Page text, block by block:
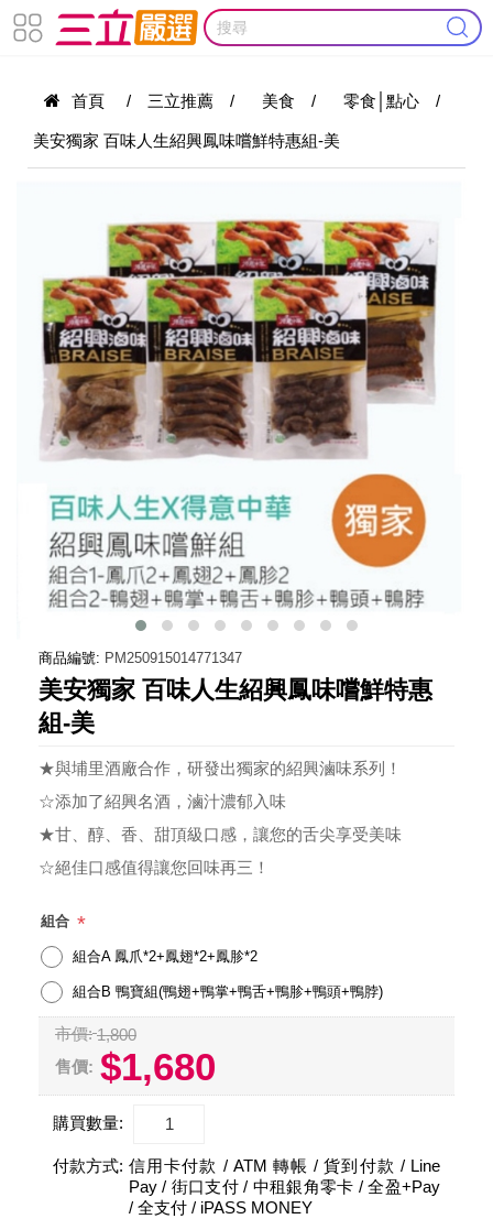
首頁 / 三立推薦 / 美食 / 零食│點心 /
美安獨家 百味人生紹興鳳味嚐鮮特惠組-美
商品編號: PM250915014771347
美安獨家 百味人生紹興鳳味嚐鮮特惠
組-美
★與埔里酒廠合作，研發出獨家的紹興滷味系列！
☆添加了紹興名酒，滷汁濃郁入味
★甘、醇、香、甜頂級口感，讓您的舌尖享受美味
☆絕佳口感值得讓您回味再三！
組合 *
組合A 鳳爪*2+鳳翅*2+鳳胗*2
組合B 鴨寶組(鴨翅+鴨掌+鴨舌+鴨胗+鴨頭+鴨脖)
市價: 1,800
售價: $1,680
購買數量:
付款方式: 信用卡付款 / ATM 轉帳 / 貨到付款 / Line
Pay / 街口支付 / 中租銀角零卡 / 全盈+Pay
/ 全支付 / iPASS MONEY